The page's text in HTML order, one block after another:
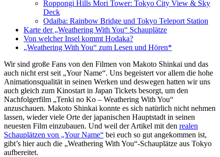
Roppongi Hills Mori Tower: Tokyo City View & Sky
Deck
Odaiba: Rainbow Bridge und Tokyo Teleport Station
Karte der „Weathering With You“ Schauplätze
Von welcher Insel kommt Hodaka?
„Weathering With You“ zum Lesen und Hören*
Wir sind große Fans von den Filmen von Makoto Shinkai und das
auch nicht erst seit „Your Name“. Uns begeistert vor allem die hohe
Animationsqualität in seinen Werken und deswegen hatten wir uns
auch gleich zum Kinostart in Japan Tickets besorgt, um den
Nachfolgerfilm „Tenki no Ko – Weathering With You“
anzuschauen. Makoto Shinkai konnte es sich natürlich nicht nehmen
lassen, wieder viele Orte der japanischen Hauptstadt in seinen
neuesten Film einzubauen. Und weil der Artikel mit den realen
Schauplätzen von „Your Name“ bei euch so gut angekommen ist,
gibt’s hier auch die „Weathering With You“-Schauplätze aus Tokyo
aufbereitet.